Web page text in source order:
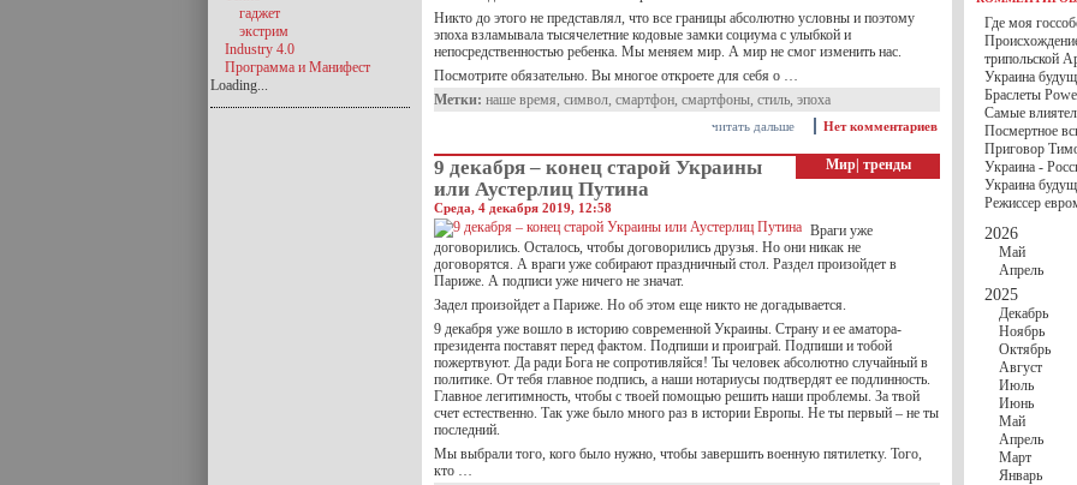
Никто до этого не представлял, что все границы абсолютно условны и поэтому
эпоха взламывала тысячелетние кодовые замки социума с улыбкой и
непосредственностью ребенка. Мы меняем мир. А мир не смог изменить нас.
Посмотрите обязательно. Вы многое откроете для себя о …
Метки: наше время, символ, смартфон, смартфоны, стиль, эпоха
Нет комментариев
читать дальше
Мир| тренды
9 декабря – конец старой Украины
или Аустерлиц Путина
Среда, 4 декабря 2019, 12:58
Враги уже
договорились. Осталось, чтобы договорились друзья. Но они никак не
договорятся. А враги уже собирают праздничный стол. Раздел произойдет в
Париже. А подписи уже ничего не значат.
Задел произойдет а Париже. Но об этом еще никто не догадывается.
9 декабря уже вошло в историю современной Украины. Страну и ее аматора-
президента поставят перед фактом. Подпиши и проиграй. Подпиши и тобой
пожертвуют. Да ради Бога не сопротивляйся! Ты человек абсолютно случайный в
политике. От тебя главное подпись, а наши нотариусы подтвердят ее подлинность.
Главное легитимность, чтобы с твоей помощью решить наши проблемы. За твой
счет естественно. Так уже было много раз в истории Европы. Не ты первый – не ты
последний.
Мы выбрали того, кого было нужно, чтобы завершить военную пятилетку. Того,
кто …
гаджет
экстрим
Industry 4.0
Программа и Манифест
Loading...
РФ
27 Ноября
ВВП
госбюджете
27 Ноября
Турции
17 Ноября
шестилетнего
16 Ноября
13 Ноября
10 Ноября
10 Ноября
особом статусе
03 Ноября
Где моя
трипольской
Украина
Браслеты
Самые
Посмертное
Приговор
Украина -
Украина
Режиссер
2026
Май
Апрель
2025
Декабрь
Ноябрь
Октябрь
Август
Июль
Июнь
Май
Апрель
Март
Январь